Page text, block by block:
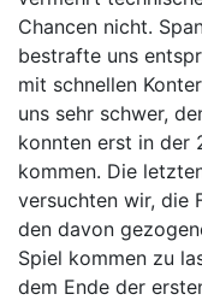
Chancen nicht.
bestrafte uns
mit schnellen
uns sehr schwer,
konnten erst in der
kommen. Die
versuchten wir, die
den davon
Spiel kommen zu
dem Ende der